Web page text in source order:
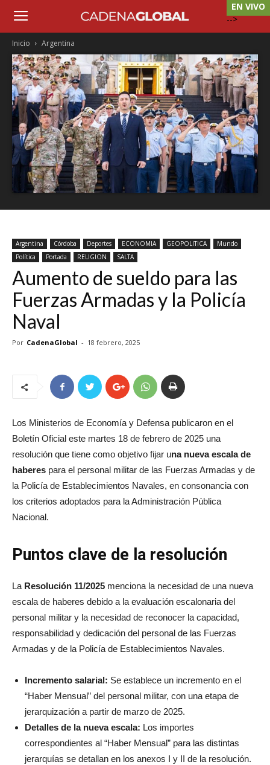
EN VIVO
-->
Inicio Argentina
Argentina Córdoba Deportes ECONOMIA GEOPOLITICA
Mundo
Política
Portada RELIGION SALTA
Aumento de sueldo para las
Fuerzas Armadas y la Policía
Naval
Por CadenaGlobal - 18 febrero, 2025
Los Ministerios de Economía y Defensa publicaron en el
Boletín Oficial este martes 18 de febrero de 2025 una
resolución que tiene como objetivo fijar una nueva escala de
haberes para el personal militar de las Fuerzas Armadas y de
la Policía de Establecimientos Navales, en consonancia con
los criterios adoptados para la Administración Pública
Nacional.
Puntos clave de la resolución
La Resolución 11/2025 menciona la necesidad de una nueva
escala de haberes debido a la evaluación escalonaria del
personal militar y la necesidad de reconocer la capacidad,
responsabilidad y dedicación del personal de las Fuerzas
Armadas y de la Policía de Establecimientos Navales.
Incremento salarial: Se establece un incremento en el
“Haber Mensual” del personal militar, con una etapa de
jerarquización a partir de marzo de 2025.
Detalles de la nueva escala: Los importes
correspondientes al “Haber Mensual” para las distintas
jerarquías se detallan en los anexos I y II de la resolución.